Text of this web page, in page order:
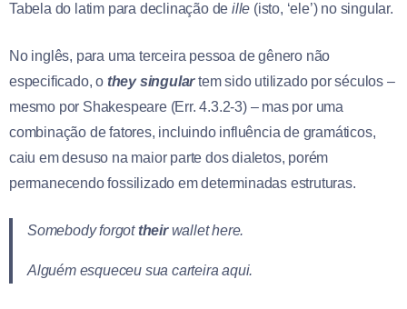
Tabela do latim para declinação de ille (isto, ‘ele’) no singular.
No inglês, para uma terceira pessoa de gênero não
especificado, o they singulartem sido utilizado por séculos –
mesmo por Shakespeare (Err. 4.3.2-3) – mas por uma
combinação de fatores, incluindo influência de gramáticos,
caiu em desuso na maior parte dos dialetos, porém
permanecendo fossilizado em determinadas estruturas.
Somebody forgottheirwallet here.
Alguém esqueceu sua carteira aqui.